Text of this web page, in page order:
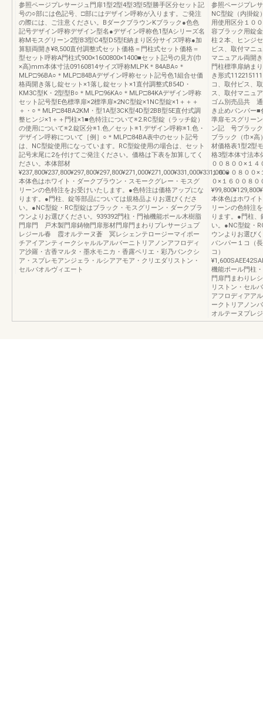
参照ページプレサージュ門扉1型2型4型3型5型勝手区分セット記
号の○部には色記号、□部にはデザイン呼称が入ります。ご発注
の際には、ご注意ください。BダークブラウンKブラック●色色
記号デザイン呼称デザイン型名●デザイン呼称色1型Aシリーズ名
称Mモスグリーン2型B3型C4型D5型E納まり区分サイズ呼称●加
算額両開き¥8,500直付調整式セット価格＝門柱式セット価格＝
型セット呼称A門柱式900×1600800×1400■セット記号の見方(巾
×高)mm本体寸法09160814サイズ呼称MLPK＊84ABA○＊
MLP□96BA○＊MLP□84BAデザイン呼称セット記号色1組合せ価
格両開き落し錠セット×1落し錠セット×1直付調整式B54D・
KM3C型K・2型型B○＊MLP□96KA○＊MLP□84KAデザイン呼称
セット記号型E色標準扉×2標準扉×2NC型錠×1NC型錠×1＋＋＋
＋・○＊MLP□84BA2KM・型1A型3CK型4D型2BB型5E直付式調
整ヒンジ×1＋＋門柱×1■色特注について※2.RC型錠（ラッチ錠）
の使用について※2.錠区分※1.色／セット※1.デザイン呼称※1.色・
デザイン呼称について［例］○＊MLP□84BA表中のセット記号
は、NC型錠使用になっています。RC型錠使用の場合は、セット
記号末尾に2を付けてご発注ください。価格は下表を加算してく
ださい。本体部材
¥237,800¥237,800¥297,800¥297,800¥271,000¥271,000¥331,000¥331,000●
本体色はホワイト・ダークブラウン・スモークグレー・モスグ
リーンの色特注をお受けいたします。●色特注は価格アップにな
ります。●門柱、錠等部品については規格品よりお選びくださ
い。●NC型錠・RC型錠はブラック・モスグリーン・ダークブラ
ウンよりお選びください。939392門柱・門袖機能ポール木樹脂
門扉門 戸木製門扉鋳物門扉形材門扉門まわりプレサージュプ
レジール春 霞オルテーヌ蒼 冥レシェンテロージーマイポー
チアイアンティークシャルルアルバーニトリアノンアフロディ
ア沙羅・古香マルタ・墨水モニカ・香露ペリエ・彩乃バンクシ
ア・スプレモアンジェラ・ルシアアモア・クリエダリストン・
セルバオルヴィエート
参照ページプレ
NC型錠（内掛錠
用使用区分１０
容ブラック用錠
柱２本、ヒンジ
ビス、取付マニ
マニュアル両開
門柱標準扉納ま
き形式
コ、取付ビス、
ス、取付マニュ
ゴム別売品共
き止めバンパー
準扉モスグリー
ン記 号ブラッ
ブラック（巾×
材価格表1型2型
格3型本体寸法本
００８００×１
１６００８００×
０×１６００８
本体色はホワイ
リーンの色特注
ります。●門柱
い。●NC型錠・
ウンよりお選び
バンパー１コ（
コ）
機能ポール門柱
門扉門まわりレ
リストン・セル
アフロディアア
ークトリアノン
オルテーヌプレ